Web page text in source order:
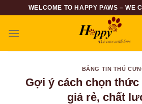
content
WELCOME TO HAPPY PAWS – WE
BẢNG TIN THÚ
Gợi ý cách chọn thức
giá rẻ, chất